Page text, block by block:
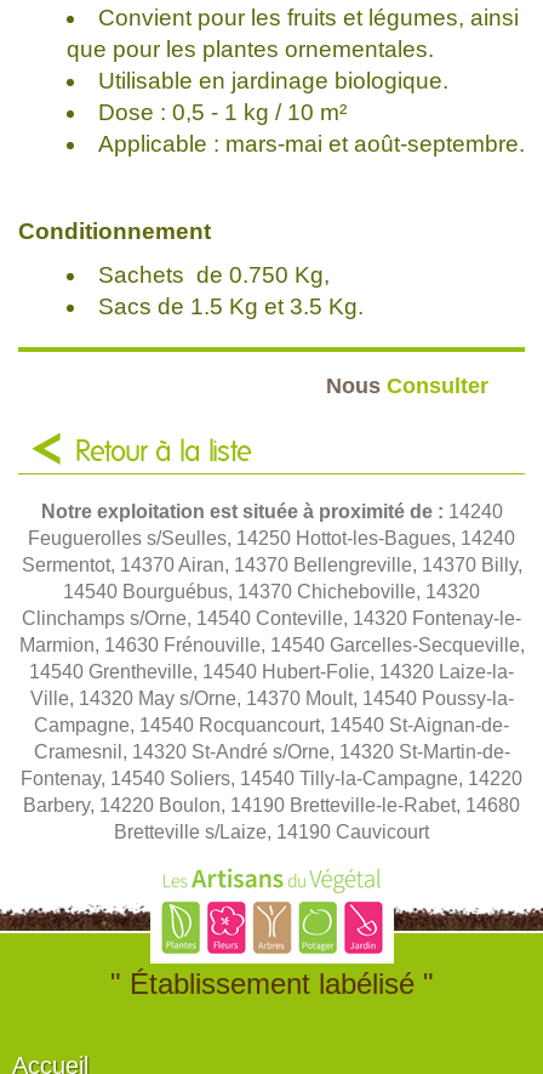
Convient pour les fruits et légumes, ainsi
que pour les plantes ornementales.
Utilisable en jardinage biologique.
Dose : 0,5 - 1 kg / 10 m²
Applicable : mars-mai et août-septembre.
Conditionnement
Sachets de 0.750 Kg,
Sacs de 1.5 Kg et 3.5 Kg.
Nous Consulter
Retour à la liste
Notre exploitation est située à proximité de : 14240
Feuguerolles s/Seulles, 14250 Hottot-les-Bagues, 14240
Sermentot, 14370 Airan, 14370 Bellengreville, 14370 Billy,
14540 Bourguébus, 14370 Chicheboville, 14320
Clinchamps s/Orne, 14540 Conteville, 14320 Fontenay-le-
Marmion, 14630 Frénouville, 14540 Garcelles-Secqueville,
14540 Grentheville, 14540 Hubert-Folie, 14320 Laize-la-
Ville, 14320 May s/Orne, 14370 Moult, 14540 Poussy-la-
Campagne, 14540 Rocquancourt, 14540 St-Aignan-de-
Cramesnil, 14320 St-André s/Orne, 14320 St-Martin-de-
Fontenay, 14540 Soliers, 14540 Tilly-la-Campagne, 14220
Barbery, 14220 Boulon, 14190 Bretteville-le-Rabet, 14680
Bretteville s/Laize, 14190 Cauvicourt
" Établissement labélisé "
Accueil